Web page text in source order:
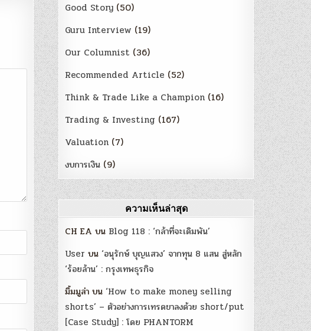
Good Story (50)
Guru Interview (19)
Our Columnist (36)
Recommended Article (52)
Think & Trade Like a Champion (16)
Trading & Investing (167)
Valuation (7)
งบการเงิน (9)
ความเห็นล่าสุด
CH EA บน Blog 118 : ‘กล้าที่จะเดิมพัน’
User บน‘อนุรักษ์ บุญแสวง’ จากทุน 8 แสน สู่หลัก
‘ร้อยล้าน’ : กรุงเทพธุรกิจ
มิ้มมูล่า บน‘How to make money selling
shorts’ – ตัวอย่างการเทรดขาลงด้วย short/put
[Case Study] : โดย PHANTORM